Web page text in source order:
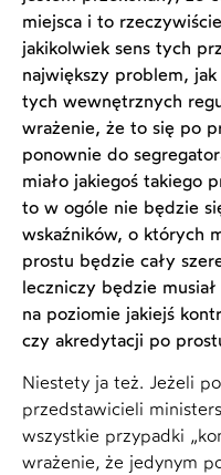
miejsca i to
jakikolwiek sens tych
największy problem,
tych wewnętrznych
wrażenie, że to się po
ponownie do
miało jakiegoś takiego
to w ogóle nie będzie
wskaźników, o których
prostu będzie cały
leczniczy będzie
na poziomie jakiejś
czy akredytacji po
Niestety ja też. Jeżeli
przedstawicieli
wszystkie przypadki
wrażenie, że jedynym